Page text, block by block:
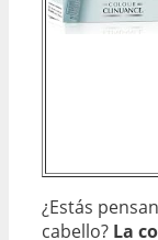
¿Estás
cabello? La